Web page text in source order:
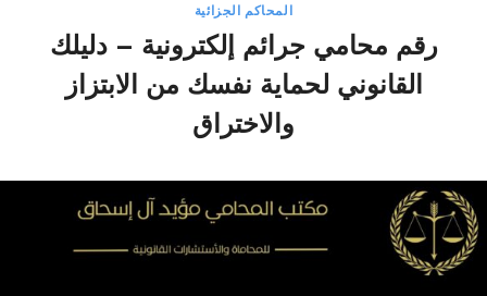
المحاكم الجزائية
رقم محامي جرائم إلكترونية – دليلك
القانوني لحماية نفسك من الابتزاز
والاختراق